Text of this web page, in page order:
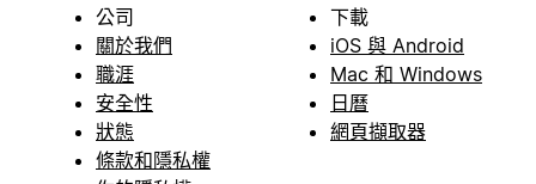
公司
關於我們
職涯
安全性
狀態
條款和隱私權
下載
iOS 與 Android
Mac 和 Windows
日曆
網頁擷取器